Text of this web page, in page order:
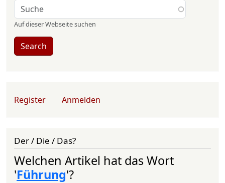
Auf dieser Webseite suchen
Search
User account menu
Register Anmelden
Der / Die / Das?
Welchen Artikel hat das Wort
'Führung'?